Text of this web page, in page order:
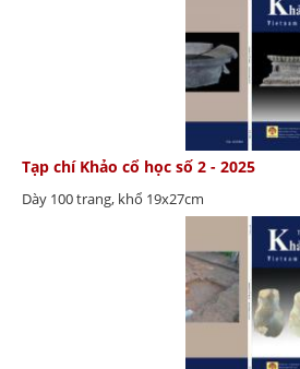
Tạp chí Khảo cổ học số 2 - 2025
Dày 100 trang, khổ 19x27cm